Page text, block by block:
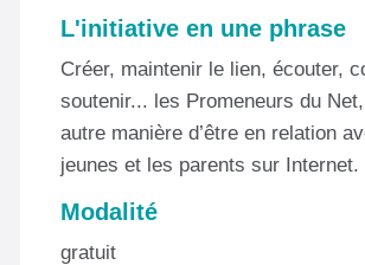
L'initiative en une phrase
Créer, maintenir le lien, écouter,
soutenir... les Promeneurs du
autre manière d’être en relation
jeunes et les parents sur Internet.
Modalité
gratuit